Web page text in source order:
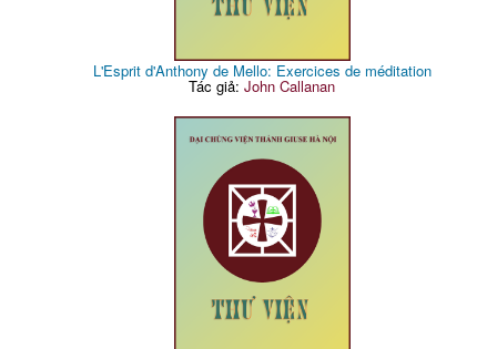
L'Esprit d'Anthony de Mello: Exercices de méditation
Tác giả:John Callanan